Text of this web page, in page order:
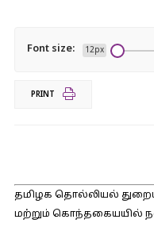
Font size: 12px
PRINT
தமிழக தொல்லியல்
மற்றும் கொந்தகையயில்